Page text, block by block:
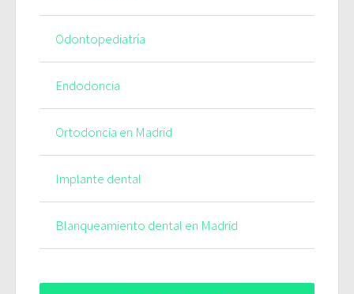
Odontopediatría
Endodoncia
Ortodoncia en Madrid
Implante dental
Blanqueamiento dental en Madrid